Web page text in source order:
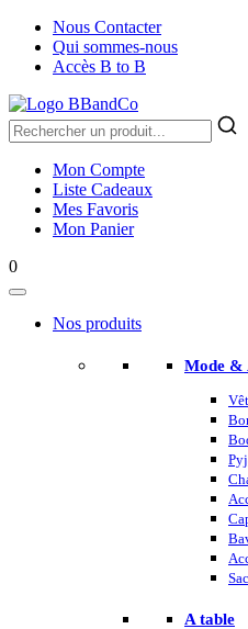
Nous Contacter
Qui sommes-nous
Accès B to B
Mon Compte
Liste Cadeaux
Mes Favoris
Mon Panier
0
Nos produits
Mode &
A table